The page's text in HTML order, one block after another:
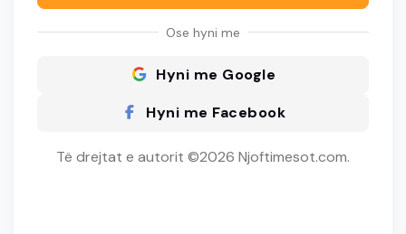
Ose hyni me
Hyni me Google
Hyni me Facebook
Të drejtat e autorit ©2026 Njoftimesot.com.